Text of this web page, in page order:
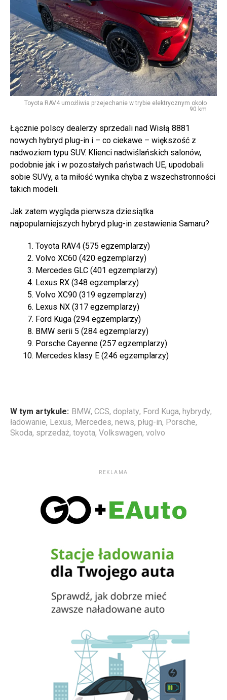
Toyota RAV4 umożliwia przejechanie w trybie elektrycznym około
90 km
Łącznie polscy dealerzy sprzedali nad Wisłą 8881
nowych hybryd plug-in i – co ciekawe – większość z
nadwoziem typu SUV. Klienci nadwiślańskich salonów,
podobnie jak i w pozostałych państwach UE, upodobali
sobie SUVy, a ta miłość wynika chyba z wszechstronności
takich modeli.
Jak zatem wygląda pierwsza dziesiątka
najpopularniejszych hybryd plug-in zestawienia Samaru?
Toyota RAV4 (575 egzemplarzy)
Volvo XC60 (420 egzemplarzy)
Mercedes GLC (401 egzemplarzy)
Lexus RX (348 egzemplarzy)
Volvo XC90 (319 egzemplarzy)
Lexus NX (317 egzemplarzy)
Ford Kuga (294 egzemplarzy)
BMW serii 5 (284 egzemplarzy)
Porsche Cayenne (257 egzemplarzy)
Mercedes klasy E (246 egzemplarzy)
W tym artykule: BMW, CCS, dopłaty, Ford Kuga, hybrydy,
ładowanie, Lexus, Mercedes, news, pług-in, Porsche,
Skoda, sprzedaż, toyota, Volkswagen, volvo
REKLAMA